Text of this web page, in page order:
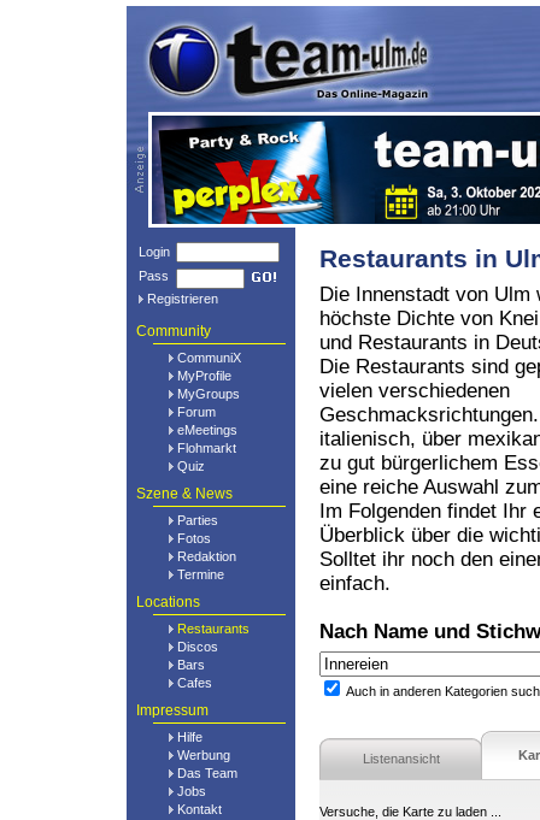
Login
Pass
Registrieren
Community
CommuniX
MyProfile
MyGroups
Forum
eMeetings
Flohmarkt
Quiz
Szene & News
Parties
Fotos
Redaktion
Termine
Locations
Restaurants
Discos
Bars
Cafes
Impressum
Hilfe
Werbung
Das Team
Jobs
Kontakt
Restaurants in
Die Innenstadt von Ulm
höchste Dichte von
und Restaurants in
Die Restaurants sind
vielen verschiedenen
italienisch, über
zu gut bürgerlichem
eine reiche Auswahl
Im Folgenden findet Ihr
Überblick über die
Solltet ihr noch den
einfach.
Nach Name und
Auch in anderen Kategorien
Listenansicht
Versuche, die Karte zu laden ...